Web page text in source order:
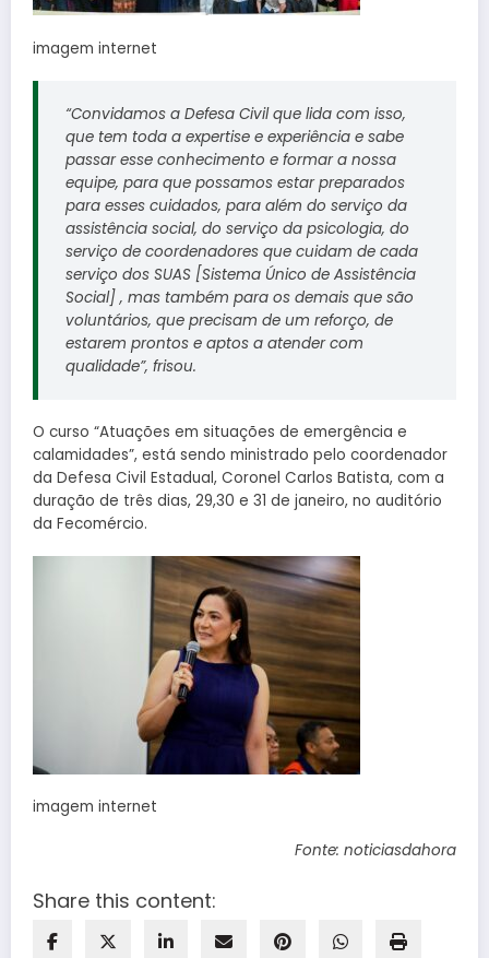
imagem internet
“Convidamos a Defesa Civil que lida com isso,
que tem toda a expertise e experiência e sabe
passar esse conhecimento e formar a nossa
equipe, para que possamos estar preparados
para esses cuidados, para além do serviço da
assistência social, do serviço da psicologia, do
serviço de coordenadores que cuidam de cada
serviço dos SUAS [Sistema Único de Assistência
Social] , mas também para os demais que são
voluntários, que precisam de um reforço, de
estarem prontos e aptos a atender com
qualidade”, frisou.
O curso “Atuações em situações de emergência e
calamidades”, está sendo ministrado pelo coordenador
da Defesa Civil Estadual, Coronel Carlos Batista, com a
duração de três dias, 29,30 e 31 de janeiro, no auditório
da Fecomércio.
imagem internet
Fonte: noticiasdahora
Share this content: